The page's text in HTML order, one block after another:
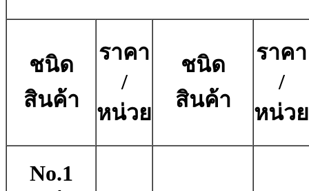
ชนิด
สินค้า
ราคา
/
หน่วย
ชนิด
สินค้า
ราคา
/
หน่วย
No.1